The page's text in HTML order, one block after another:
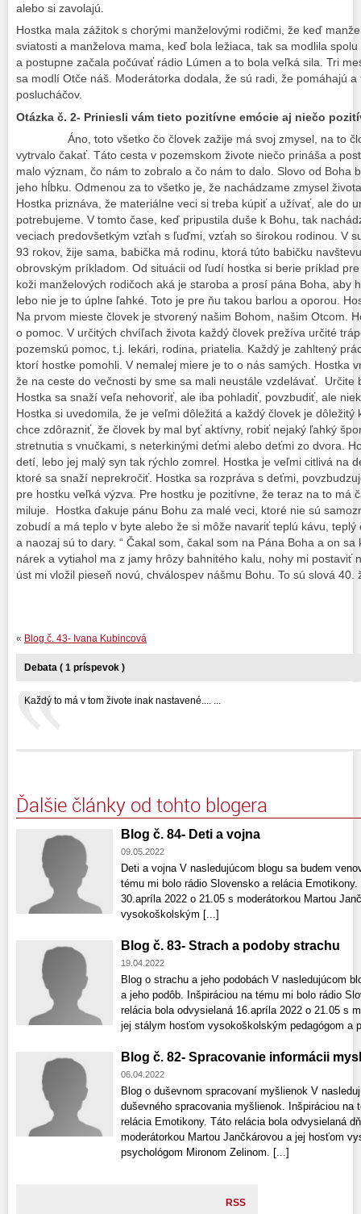
alebo si zavolajú.
Hostka mala zážitok s chorými manželovými rodičmi, že keď
sviatosti a manželova mama, keď bola ležiaca, tak sa modlila
a postupne začala počúvať rádio Lúmen a to bola veľká sila. Tri
sa modlí Otče náš. Moderátorka dodala, že sú radi, že pomáhajú
poslucháčov.
Otázka č. 2- Priniesli vám tieto pozitívne emócie aj niečo
Áno, toto všetko čo človek zažije má svoj zmysel, na to
vytrvalo čakať. Táto cesta v pozemskom živote niečo prináša a
malo význam, čo nám to zobralo a čo nám to dalo. Slovo od Boha
jeho hĺbku. Odmenou za to všetko je, že nachádzame zmysel
Hostka priznáva, že materiálne veci si treba kúpiť a užívať, ale do
potrebujeme. V tomto čase, keď pripustila duše k Bohu, tak
veciach predovšetkým vzťah s ľuďmi, vzťah so širokou rodinou. V
93 rokov, žije sama, babička má rodinu, ktorá túto babičku
obrovským príkladom. Od situácii od ľudí hostka si berie príklad
koži manželových rodičoch aká je staroba a prosí pána Boha, aby
lebo nie je to úplne ľahké. Toto je pre ňu takou barlou a oporou.
Na prvom mieste človek je stvorený našim Bohom, našim Otcom.
o pomoc. V určitých chvíľach života každý človek prežíva určité
pozemskú pomoc, t.j. lekári, rodina, priatelia. Každý je zahltený
ktorí hostke pomohli. V nemalej miere je to o nás samých. Hostka
že na ceste do večnosti by sme sa mali neustále vzdelávať. Určite
Hostka sa snaží veľa nehovoriť, ale iba pohladiť, povzbudiť, ale
Hostka si uvedomila, že je veľmi dôležitá a každý človek je
chce zdôrazniť, že človek by mal byť aktívny, robiť nejaký ľahký
stretnutia s vnučkami, s neterkinými deťmi alebo deťmi zo dvora.
detí, lebo jej malý syn tak rýchlo zomrel. Hostka je veľmi citlivá na
ktoré sa snaží neprekročiť. Hostka sa rozpráva s deťmi,
pre hostku veľká výzva. Pre hostku je pozitívne, že teraz na to má
miluje. Hostka ďakuje pánu Bohu za malé veci, ktoré nie sú
zobudí a má teplo v byte alebo že si môže navariť teplú kávu,
a naozaj sú to dary. “ Čakal som, čakal som na Pána Boha a on
nárek a vytiahol ma z jamy hrôzy bahnitého kalu, nohy mi postaviť
úst mi vložil pieseň novú, chválospev nášmu Bohu. To sú
« Blog č. 43- Ivana Kubincová
Debata ( 1 príspevok )
Každý to má v tom živote inak nastavené.... ...
Ďalšie články od tohto blogera
Blog č. 84- Deti a vojna
09.05.2022
Deti a vojna V nasledujúcom blogu sa budem
tému mi bolo rádio Slovensko a relácia
30.apríla 2022 o 21.05 s moderátorkou Martou
vysokoškolským [...]
Blog č. 83- Strach a podoby strachu
19.04.2022
Blog o strachu a jeho podobách V nasledujúcom
a jeho podôb. Inšpiráciou na tému mi bolo rádio
relácia bola odvysielaná 16.apríla 2022 o 21.05 s
jej stálym hosťom vysokoškolským pedagógom a
Blog č. 82- Spracovanie informácii
06.04.2022
Blog o duševnom spracovaní myšlienok V
duševného spracovania myšlienok. Inšpiráciou na
relácia Emotikony. Táto relácia bola odvysielaná
moderátorkou Martou Jančkárovou a jej hosťom
psychológom Mironom Zelinom. [...]
RSS